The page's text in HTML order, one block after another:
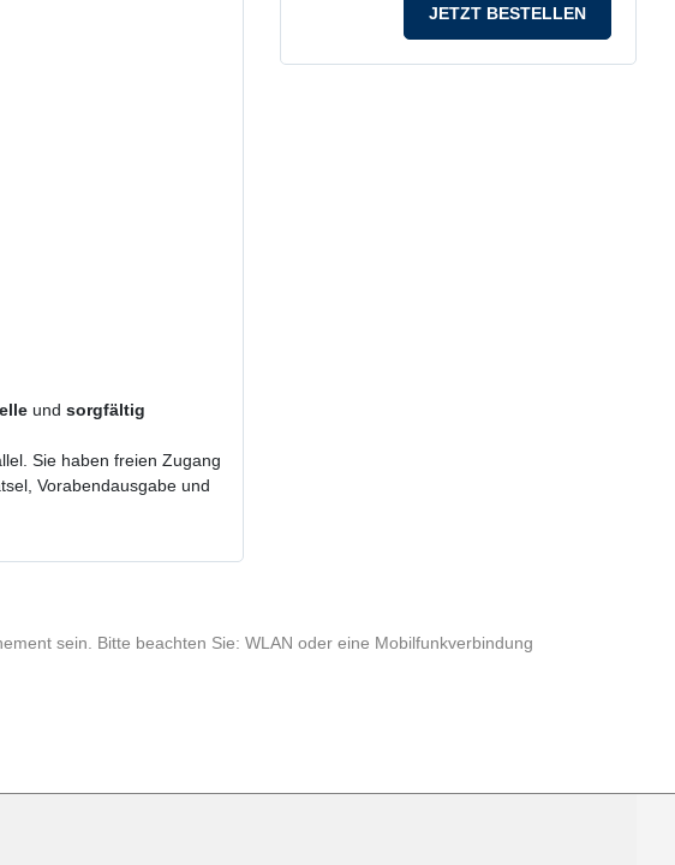
und sorgfältig
Sie haben freien Zugang
Vorabendausgabe und
JETZT BESTELLEN
sein. Bitte beachten Sie: WLAN oder eine Mobilfunkverbindung